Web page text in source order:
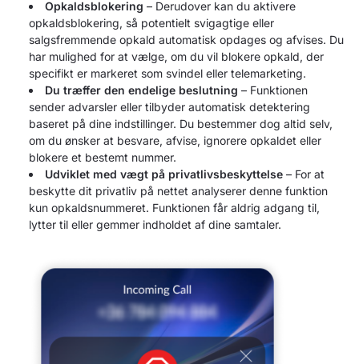
Opkaldsblokering – Derudover kan du aktivere
opkaldsblokering, så potentielt svigagtige eller
salgsfremmende opkald automatisk opdages og afvises. Du
har mulighed for at vælge, om du vil blokere opkald, der
specifikt er markeret som svindel eller telemarketing.
Du træffer den endelige beslutning – Funktionen
sender advarsler eller tilbyder automatisk detektering
baseret på dine indstillinger. Du bestemmer dog altid selv,
om du ønsker at besvare, afvise, ignorere opkaldet eller
blokere et bestemt nummer.
Udviklet med vægt på privatlivsbeskyttelse – For at
beskytte dit privatliv på nettet analyserer denne funktion
kun opkaldsnummeret. Funktionen får aldrig adgang til,
lytter til eller gemmer indholdet af dine samtaler.